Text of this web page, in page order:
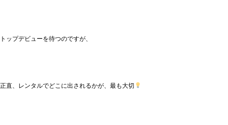
トップデビューを待つのですが、
正直、レンタルでどこに出されるかが、最も大切